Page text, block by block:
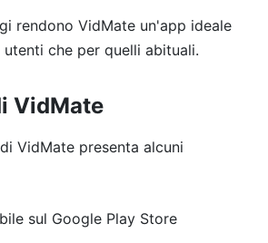
rendono VidMate un'app ideale
che per quelli abituali.
VidMate
VidMate presenta alcuni
sul Google Play Store